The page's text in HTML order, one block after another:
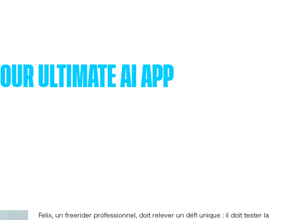
ULTIMATE AI APP
Felix, un freerider professionnel, doit relever un défi unique : il doit tester la